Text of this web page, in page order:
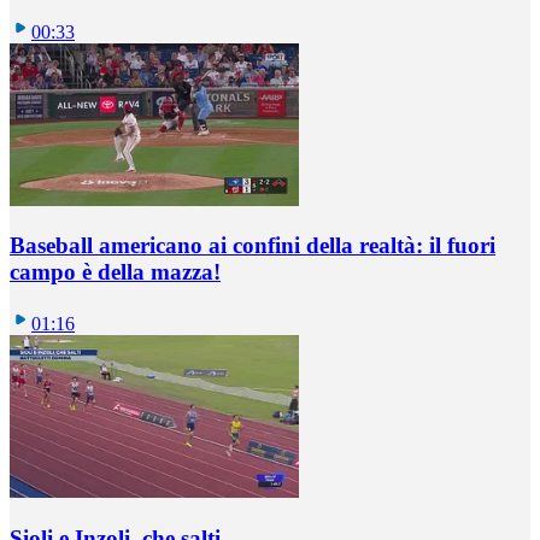
00:33
Baseball americano ai confini della realtà: il fuori
campo è della mazza!
01:16